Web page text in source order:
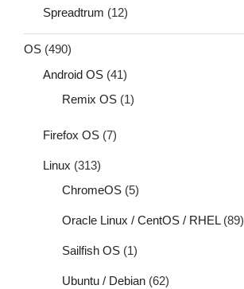
Spreadtrum (12)
OS (490)
Android OS (41)
Remix OS (1)
Firefox OS (7)
Linux (313)
ChromeOS (5)
Oracle Linux / CentOS / RHEL(89)
Sailfish OS (1)
Ubuntu / Debian (62)